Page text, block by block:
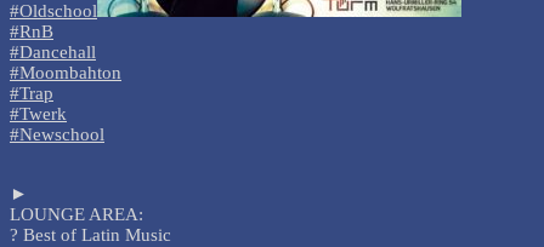
#Oldschool
#RnB
#Dancehall
#Moombahton
#Trap
#Twerk
#Newschool
►
LOUNGE AREA:
? Best of Latin Music